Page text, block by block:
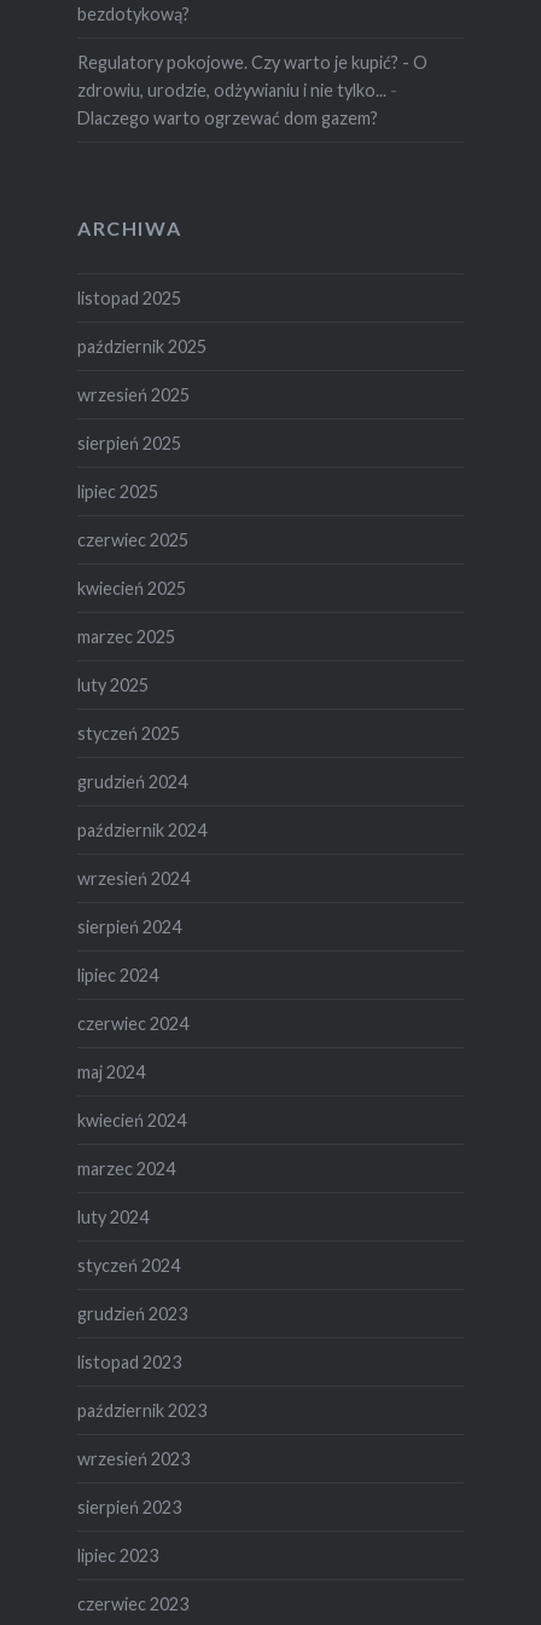
bezdotykową?
Regulatory pokojowe. Czy warto je kupić? - O
zdrowiu, urodzie, odżywianiu i nie tylko... -
Dlaczego warto ogrzewać dom gazem?
ARCHIWA
listopad 2025
październik 2025
wrzesień 2025
sierpień 2025
lipiec 2025
czerwiec 2025
kwiecień 2025
marzec 2025
luty 2025
styczeń 2025
grudzień 2024
październik 2024
wrzesień 2024
sierpień 2024
lipiec 2024
czerwiec 2024
maj 2024
kwiecień 2024
marzec 2024
luty 2024
styczeń 2024
grudzień 2023
listopad 2023
październik 2023
wrzesień 2023
sierpień 2023
lipiec 2023
czerwiec 2023